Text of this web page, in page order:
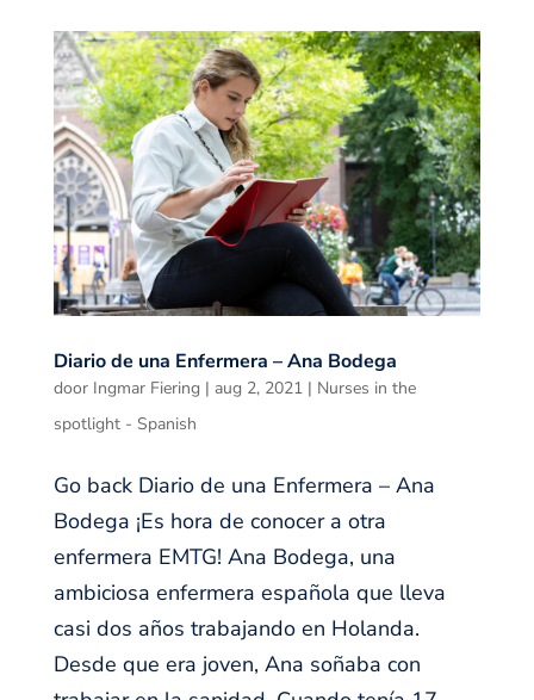
Diario de una Enfermera – Ana Bodega
door Ingmar Fiering | aug 2, 2021| Nurses in the
spotlight - Spanish
Go back Diario de una Enfermera – Ana
Bodega ¡Es hora de conocer a otra
enfermera EMTG! Ana Bodega, una
ambiciosa enfermera española que lleva
casi dos años trabajando en Holanda.
Desde que era joven, Ana soñaba con